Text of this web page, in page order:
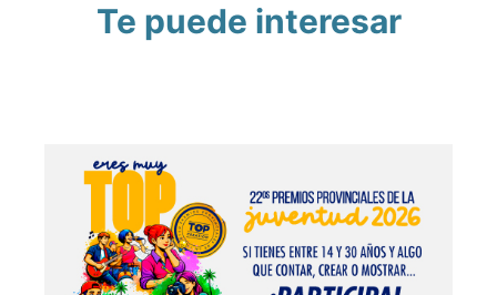
Te puede interesar